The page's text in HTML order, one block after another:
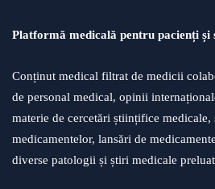
Platformă medicală pentru pacienți și
Conținut medical filtrat de medicii
de personal medical, opinii
materie de cercetări științifice
medicamentelor, lansări de
diverse patologii și știri medicale